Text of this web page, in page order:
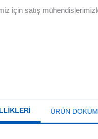
için satış
ÜRÜN